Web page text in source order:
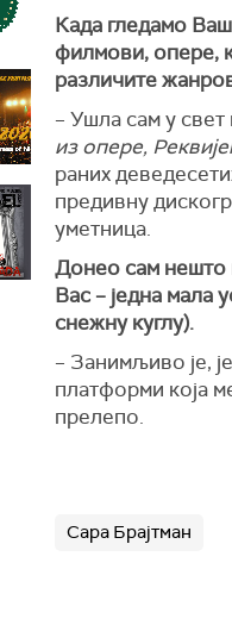
Када гледамо
филмови, опере,
различите
– Ушла сам у свет
из опере,
раних
предивну
уметница.
Донео сам нешто
Вас – једна мала
снежну куглу).
– Занимљиво је,
платформи која
прелепо.
Сара Брајтман